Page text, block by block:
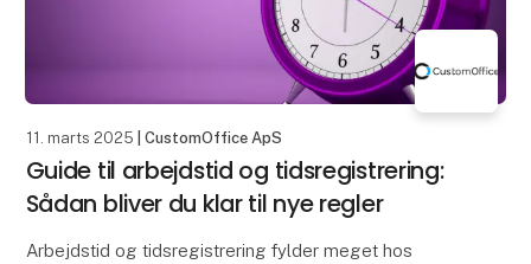
11. marts 2025 | CustomOffice ApS
Guide til arbejdstid og tidsregistrering:
Sådan bliver du klar til nye regler
Arbejdstid og tidsregistrering fylder meget hos